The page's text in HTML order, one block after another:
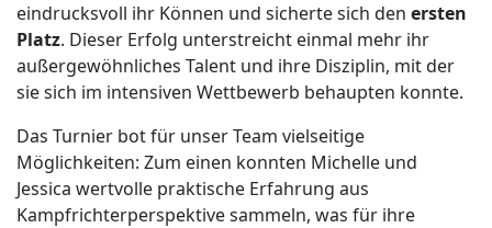
eindrucksvoll ihr Können und sicherte sich den ersten
Platz. Dieser Erfolg unterstreicht einmal mehr ihr
außergewöhnliches Talent und ihre Disziplin, mit der
sie sich im intensiven Wettbewerb behaupten konnte.
Das Turnier bot für unser Team vielseitige
Möglichkeiten: Zum einen konnten Michelle und
Jessica wertvolle praktische Erfahrung aus
Kampfrichterperspektive sammeln, was für ihre